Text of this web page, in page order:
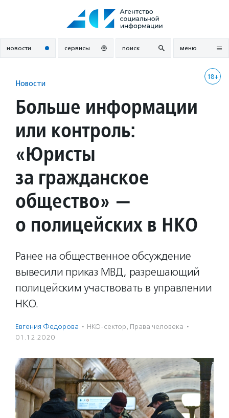
новости сервисы поиск меню
18+
Новости
Больше информации
или контроль:
«Юристы
за гражданское
общество» —
о полицейских в НКО
Ранее на общественное обсуждение
вывесили приказ МВД, разрешающий
полицейским участвовать в управлении
НКО.
Евгения Федорова · НКО-сектор, Права человека ·
01.12.2020